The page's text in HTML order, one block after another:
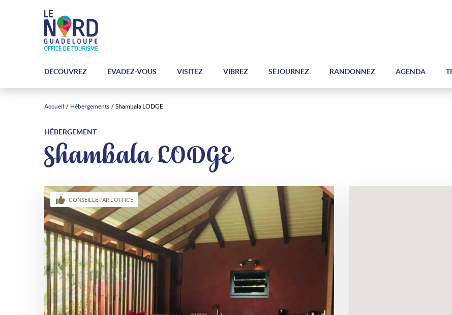
DÉCOUVREZ ÉVADEZ-VOUS VISITEZ VIBREZ SÉJOURNEZ RANDONNEZ AGENDA
Accueil Hébergements Shambala LODGE
HÉBERGEMENT
Shambala LODGE
CONSEILLÉ PAR L'OFFICE